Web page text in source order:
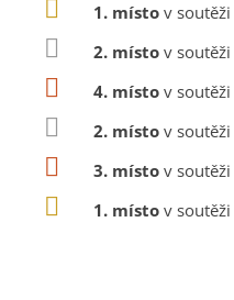
1. místo v soutěži
2. místo v soutěži
4. místo v soutěži
2. místo v soutěži
3. místo v soutěži
1. místo v soutěži